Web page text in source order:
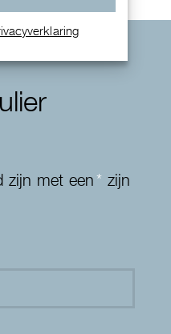
zijn met een* zijn